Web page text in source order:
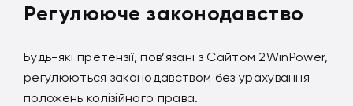
Регулююче законодавство
Будь-які претензії, пов’язані з Сайтом 2WinPower,
регулюються законодавством без урахування
положень колізійного права.